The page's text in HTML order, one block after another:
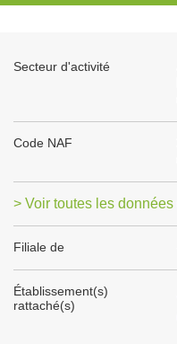
Secteur d'activité
Code NAF
> Voir toutes les données
Filiale de
Établissement(s)
rattaché(s)